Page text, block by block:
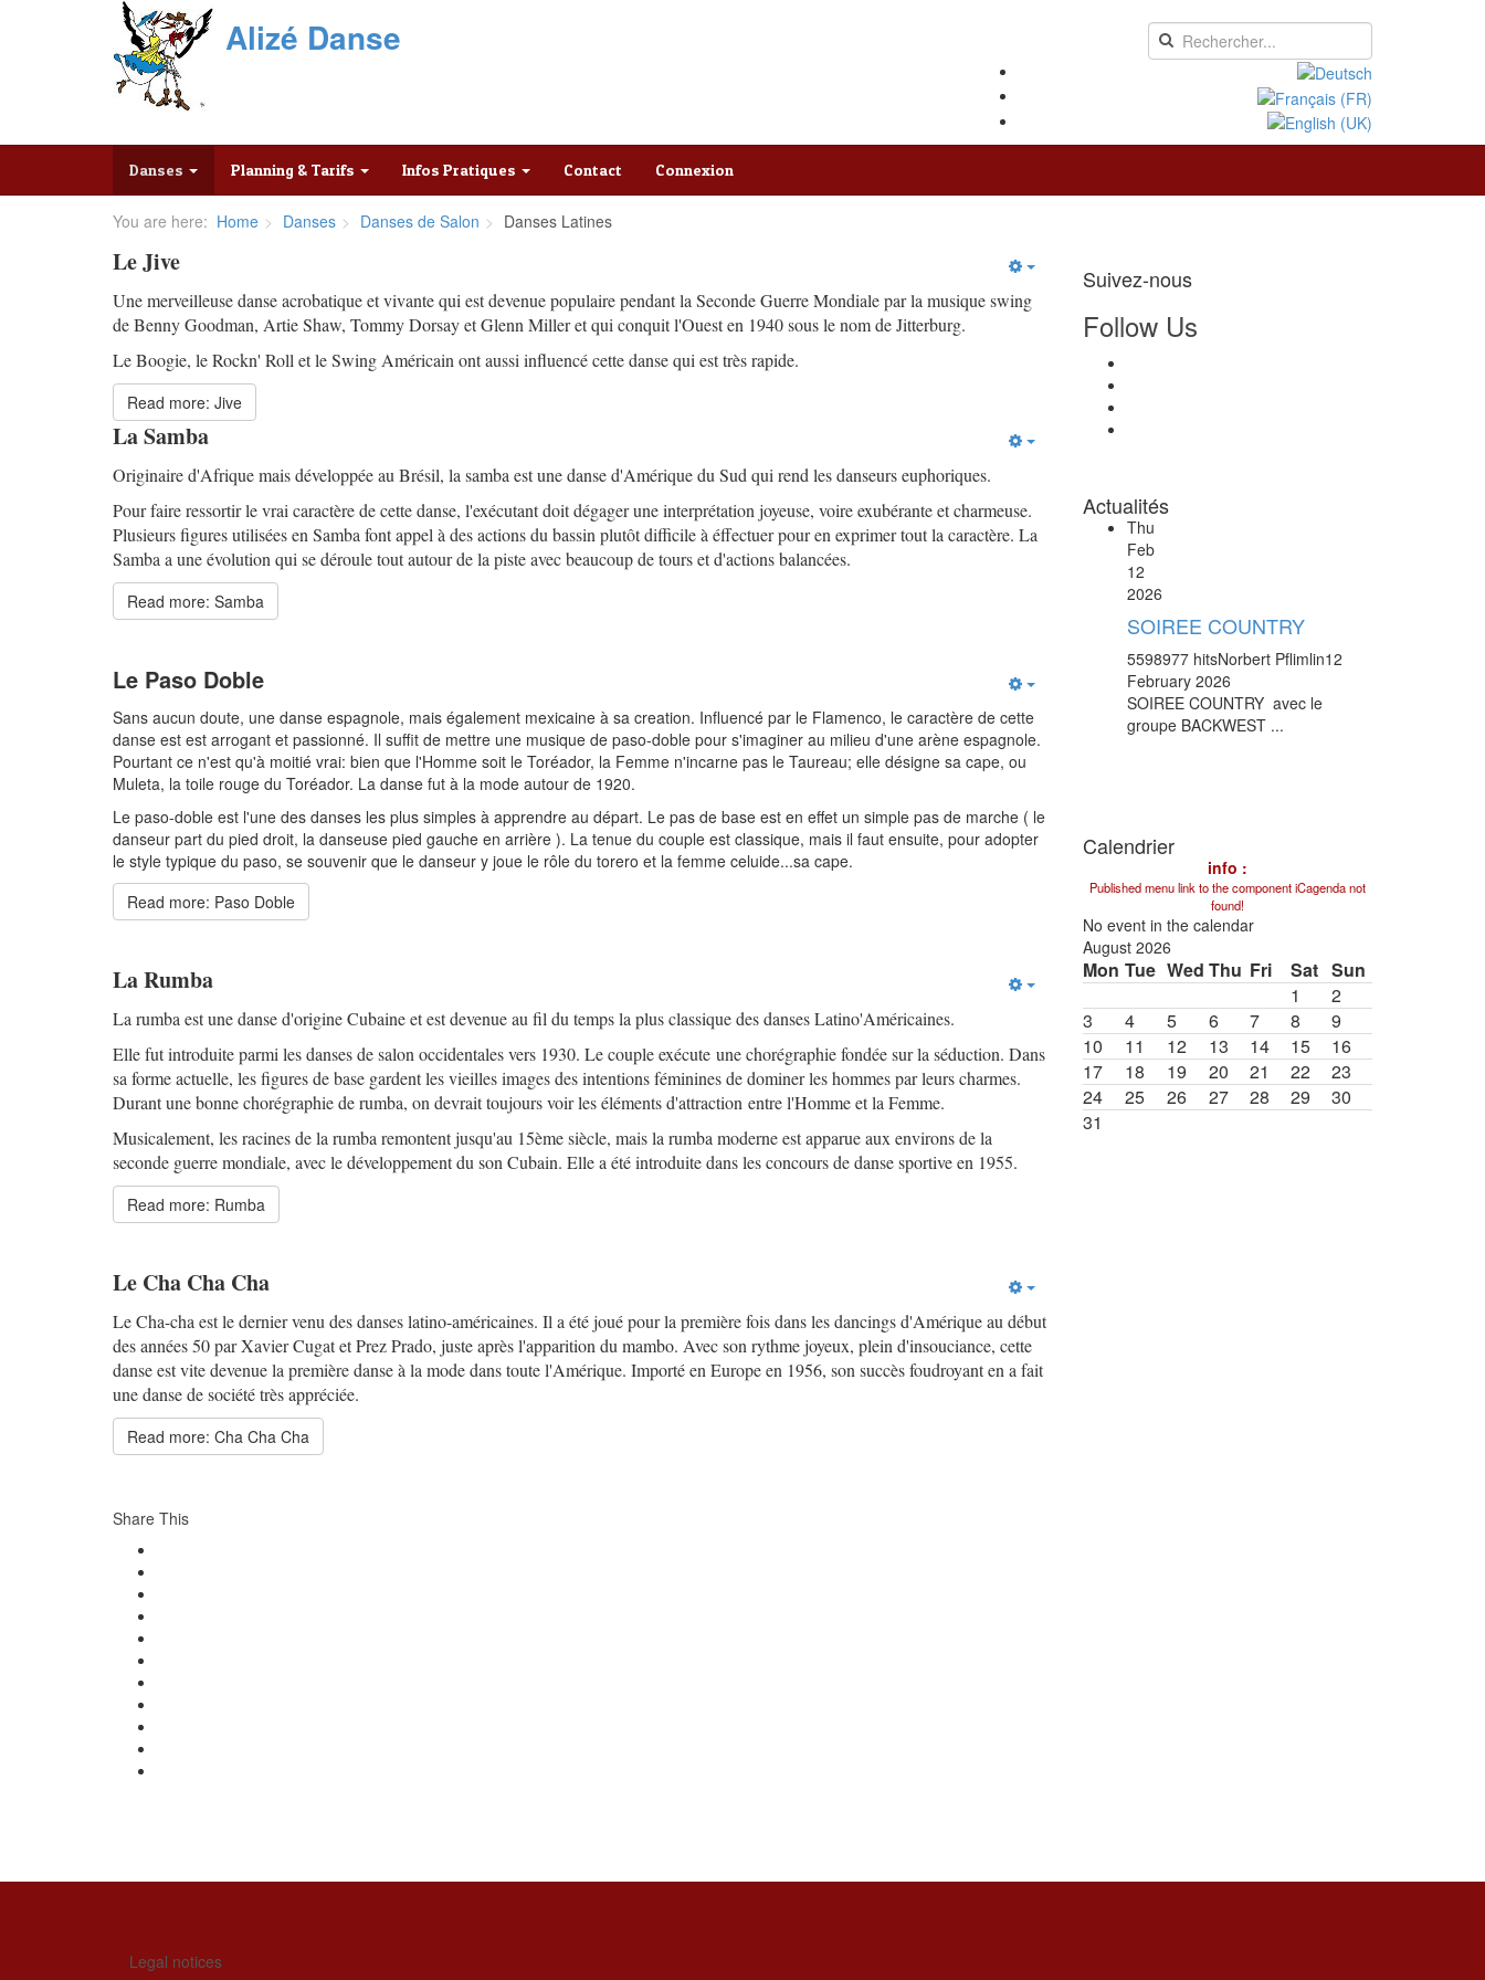
Alizé Danse
Danses Planning & Tarifs Infos Pratiques Contact Connexion
You are here: Home Danses Danses de Salon Danses Latines
Le Jive
Une merveilleuse danse acrobatique et vivante qui est devenue populaire pendant la Seconde Guerre Mondiale par la musique swing
de Benny Goodman, Artie Shaw, Tommy Dorsay et Glenn Miller et qui conquit l'Ouest en 1940 sous le nom de Jitterburg.
Le Boogie, le Rockn' Roll et le Swing Américain ont aussi influencé cette danse qui est très rapide.
Read more: Jive
La Samba
Originaire d'Afrique mais développée au Brésil, la samba est une danse d'Amérique du Sud qui rend les danseurs euphoriques.
Pour faire ressortir le vrai caractère de cette danse, l'exécutant doit dégager une interprétation joyeuse, voire exubérante et charmeuse.
Plusieurs figures utilisées en Samba font appel à des actions du bassin plutôt difficile à éffectuer pour en exprimer tout la caractère. La
Samba a une évolution qui se déroule tout autour de la piste avec beaucoup de tours et d'actions balancées.
Read more: Samba
Le Paso Doble
Sans aucun doute, une danse espagnole, mais également mexicaine à sa creation. Influencé par le Flamenco, le caractère de cette
danse est est arrogant et passionné. Il suffit de mettre une musique de paso-doble pour s'imaginer au milieu d'une arène espagnole.
Pourtant ce n'est qu'à moitié vrai: bien que l'Homme soit le Toréador, la Femme n'incarne pas le Taureau; elle désigne sa cape, ou
Muleta, la toile rouge du Toréador. La danse fut à la mode autour de 1920.
Le paso-doble est l'une des danses les plus simples à apprendre au départ. Le pas de base est en effet un simple pas de marche ( le
danseur part du pied droit, la danseuse pied gauche en arrière ). La tenue du couple est classique, mais il faut ensuite, pour adopter
le style typique du paso, se souvenir que le danseur y joue le rôle du torero et la femme celuide...sa cape.
Read more: Paso Doble
La Rumba
La rumba est une danse d'origine Cubaine et est devenue au fil du temps la plus classique des danses Latino'Américaines.
Elle fut introduite parmi les danses de salon occidentales vers 1930. Le couple exécute une chorégraphie fondée sur la séduction. Dans
sa forme actuelle, les figures de base gardent les vieilles images des intentions féminines de dominer les hommes par leurs charmes.
Durant une bonne chorégraphie de rumba, on devrait toujours voir les éléments d'attraction entre l'Homme et la Femme.
Musicalement, les racines de la rumba remontent jusqu'au 15ème siècle, mais la rumba moderne est apparue aux environs de la
seconde guerre mondiale, avec le développement du son Cubain. Elle a été introduite dans les concours de danse sportive en 1955.
Read more: Rumba
Le Cha Cha Cha
Le Cha-cha est le dernier venu des danses latino-américaines. Il a été joué pour la première fois dans les dancings d'Amérique au début
des années 50 par Xavier Cugat et Prez Prado, juste après l'apparition du mambo. Avec son rythme joyeux, plein d'insouciance, cette
danse est vite devenue la première danse à la mode dans toute l'Amérique. Importé en Europe en 1956, son succès foudroyant en a fait
une danse de société très appréciée.
Read more: Cha Cha Cha
Share This
Suivez-nous
Follow Us
Actualités
Thu
Feb
12
2026
SOIREE COUNTRY
5598977 hitsNorbert Pflimlin12
February 2026
SOIREE COUNTRY avec le
groupe BACKWEST ...
Calendrier
info :
Published menu link to the component iCagenda not
found!
No event in the calendar
August 2026
Mon Tue Wed Thu Fri Sat Sun
1
2
3
4 5 6 7 8
9
10
11 12 13 14 15
16
17
18 19 20 21 22
23
24
25 26 27 28 29
30
31
Legal notices